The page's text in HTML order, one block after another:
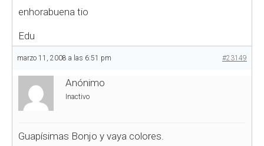
enhorabuena tio
Edu
marzo 11, 2008 a las 6:51 pm #23149
Anónimo
Inactivo
Guapísimas Bonjo y vaya colores.